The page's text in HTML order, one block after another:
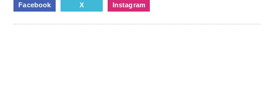
Facebook X Instagram